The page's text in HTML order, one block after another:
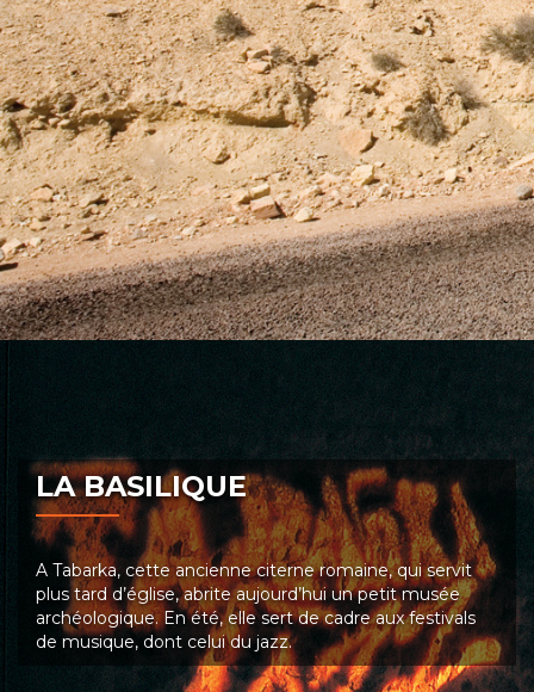
LA BASILIQUE
A Tabarka, cette ancienne citerne romaine, qui servit
plus tard d’église, abrite aujourd’hui un petit musée
archéologique. En été, elle sert de cadre aux festivals
de musique, dont celui du jazz.